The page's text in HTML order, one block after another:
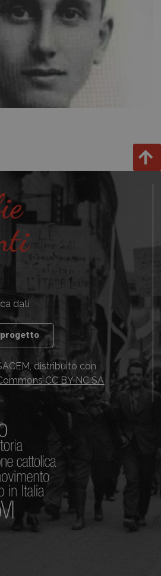
dati
distribuito con
CC BY NC SA